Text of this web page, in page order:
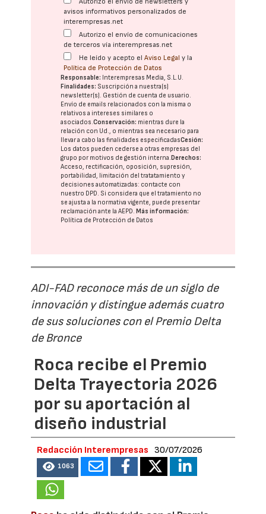
avisos informativos personalizados de
interempresas.net
Autorizo el envío de comunicaciones
de terceros vía interempresas.net
He leído y acepto elAviso Legal y la
Política de Protección de Datos
Responsable: Interempresas Media, S.L.U.
Finalidades: Suscripción a nuestra(s)
newsletter(s). Gestión de cuenta de usuario.
Envío de emails relacionados con la misma o
relativos a intereses similares o
asociados.Conservación: mientras dure la
relación con Ud., o mientras sea necesario para
llevar a cabo las finalidades especificadasCesión:
Los datos pueden cederse a otras empresas del
grupo por motivos de gestión interna. Derechos:
Acceso, rectificación, oposición, supresión,
portabilidad, limitación del tratatamiento y
decisiones automatizadas: contacte con
nuestro DPD. Si considera que el tratamiento no
se ajusta a la normativa vigente, puede presentar
reclamación ante laAEPD. Más información:
Política de Protección de Datos
ADI-FAD reconoce más de un siglo de
innovación y distingue además cuatro
de sus soluciones con el Premio Delta
de Bronce
Roca recibe el Premio
Delta Trayectoria 2026
por su aportación al
diseño industrial
Redacción Interempresas 30/07/2026
1063